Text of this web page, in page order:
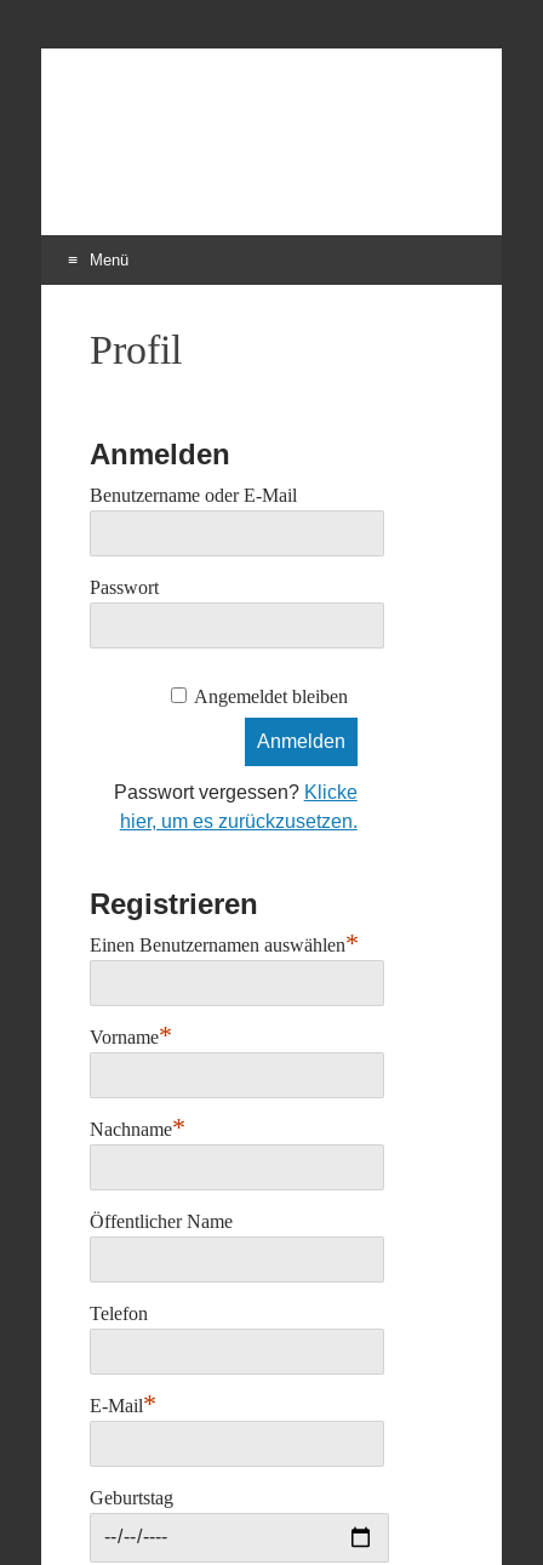
Menü
springenProfil
Anmelden
Benutzername oder E-Mail
Passwort
Angemeldet bleiben
Passwort vergessen? Klicke
hier, um es zurückzusetzen.
Registrieren
Einen Benutzernamen auswählen*
Vorname*
Nachname*
Öffentlicher Name
Telefon
E-Mail*
Geburtstag